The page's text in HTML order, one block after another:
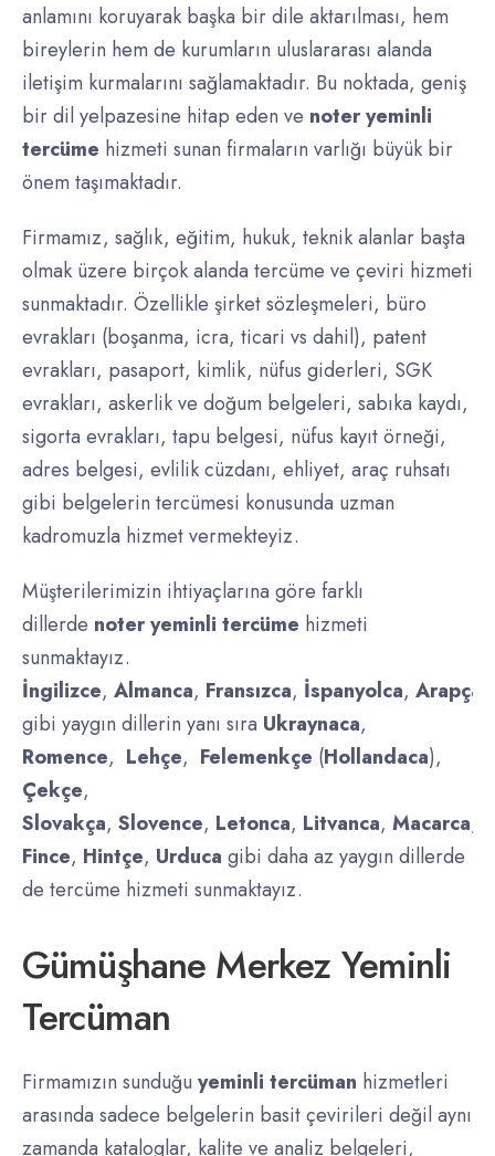
anlamını koruyarak başka bir dile aktarılması, hem
bireylerin hem de kurumların uluslararası alanda
iletişim kurmalarını sağlamaktadır. Bu noktada, geniş
bir dil yelpazesine hitap eden ve noter yeminli
tercüme hizmeti sunan firmaların varlığı büyük bir
önem taşımaktadır.
Firmamız, sağlık, eğitim, hukuk, teknik alanlar başta
olmak üzere birçok alanda tercüme ve çeviri hizmeti
sunmaktadır. Özellikle şirket sözleşmeleri, büro
evrakları (boşanma, icra, ticari vs dahil), patent
evrakları, pasaport, kimlik, nüfus giderleri, SGK
evrakları, askerlik ve doğum belgeleri, sabıka kaydı,
sigorta evrakları, tapu belgesi, nüfus kayıt örneği,
adres belgesi, evlilik cüzdanı, ehliyet, araç ruhsatı
gibi belgelerin tercümesi konusunda uzman
kadromuzla hizmet vermekteyiz.
Müşterilerimizin ihtiyaçlarına göre farklı
dillerde noter yeminli tercüme hizmeti
sunmaktayız.
İngilizce, Almanca, Fransızca, İspanyolca, Arapça
gibi yaygın dillerin yanı sıra Ukraynaca,
Romence, Lehçe, Felemenkçe (Hollandaca),
Çekçe,
Slovakça, Slovence, Letonca, Litvanca, Macarca,
Fince, Hintçe, Urduca gibi daha az yaygın dillerde
de tercüme hizmeti sunmaktayız.
Gümüşhane Merkez Yeminli
Tercüman
Firmamızın sunduğu yeminli tercüman hizmetleri
arasında sadece belgelerin basit çevirileri değil aynı
zamanda kataloglar, kalite ve analiz belgeleri,